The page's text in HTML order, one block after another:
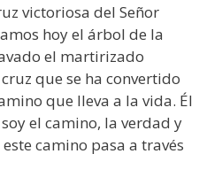
victoriosa del Señor
hoy el árbol de la
el martirizado
que se ha convertido
que lleva a la vida. Él
el camino, la verdad y
camino pasa a través